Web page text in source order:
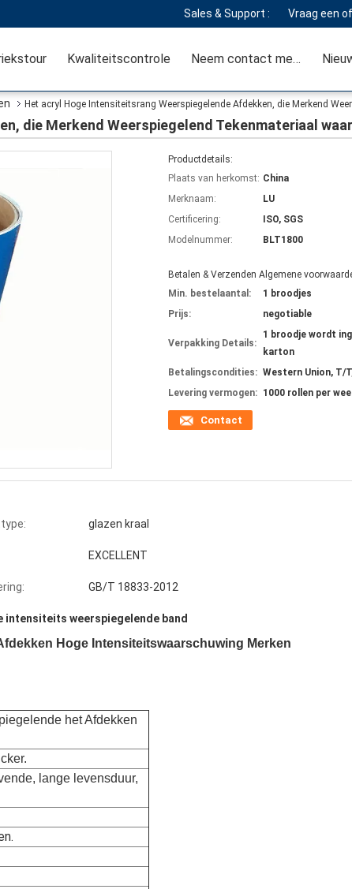
Sales & Support : Vraag een
Kwaliteitscontrole Neem contact met ons op
Het acryl Hoge Intensiteitsrang Weerspiegelende Afdekken, die Merkend
die Merkend Weerspiegelend Tekenmateriaal
Productdetails:
Plaats van herkomst: China
Merknaam:
LU
Certificering:
ISO, SGS
Modelnummer:
BLT1800
Betalen & Verzenden Algemene
Min. bestelaantal:
1 broodjes
Prijs:
negotiable
Verpakking Details:
1 broodje wordt
karton
Betalingscondities: Western Union, T/
Levering vermogen: 1000 rollen per
Contact
glazen kraal
EXCELLENT
GB/T 18833-2012
intensiteits weerspiegelende band
Hoge Intensiteitswaarschuwing Merken
het Afdekken
lange levensduur,